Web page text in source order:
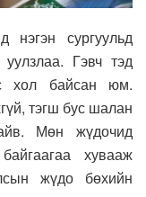
нэгэн сургуульд
Гэвч тэд
хол байсан юм.
тэгш бус шалан
Мөн жүдочид
хувааж
жүдо бөхийн